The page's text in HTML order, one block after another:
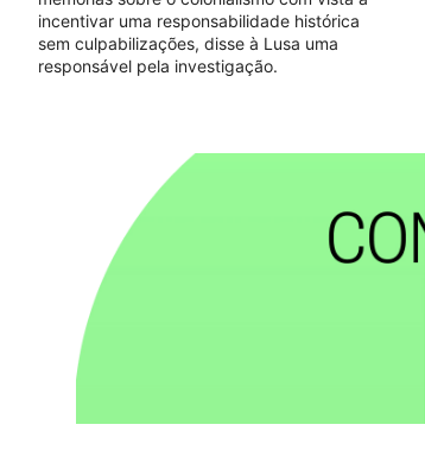
incentivar uma responsabilidade histórica
sem culpabilizações, disse à Lusa uma
responsável pela investigação.